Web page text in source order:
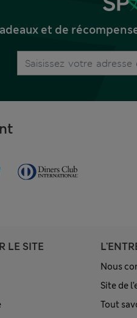
et de
LE SITE
Nous
Site de
Tout